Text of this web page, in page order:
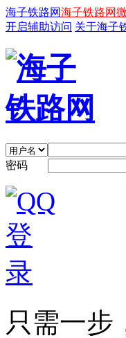
海子铁路网海子铁路网
开启辅助访问 关于海子
密码
只需一步